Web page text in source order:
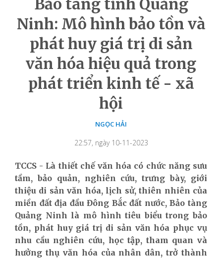
Bảo tàng tỉnh Quảng
Ninh: Mô hình bảo tồn và
phát huy giá trị di sản
văn hóa hiệu quả trong
phát triển kinh tế - xã
hội
NGỌC HẢI
22:57, ngày 10-11-2023
TCCS - Là thiết chế văn hóa có chức năng sưu
tầm, bảo quản, nghiên cứu, trưng bày, giới
thiệu di sản văn hóa, lịch sử, thiên nhiên của
miền đất địa đầu Đông Bắc đất nước, Bảo tàng
Quảng Ninh là mô hình tiêu biểu trong bảo
tồn, phát huy giá trị di sản văn hóa phục vụ
nhu cầu nghiên cứu, học tập, tham quan và
hưởng thụ văn hóa của nhân dân, trở thành